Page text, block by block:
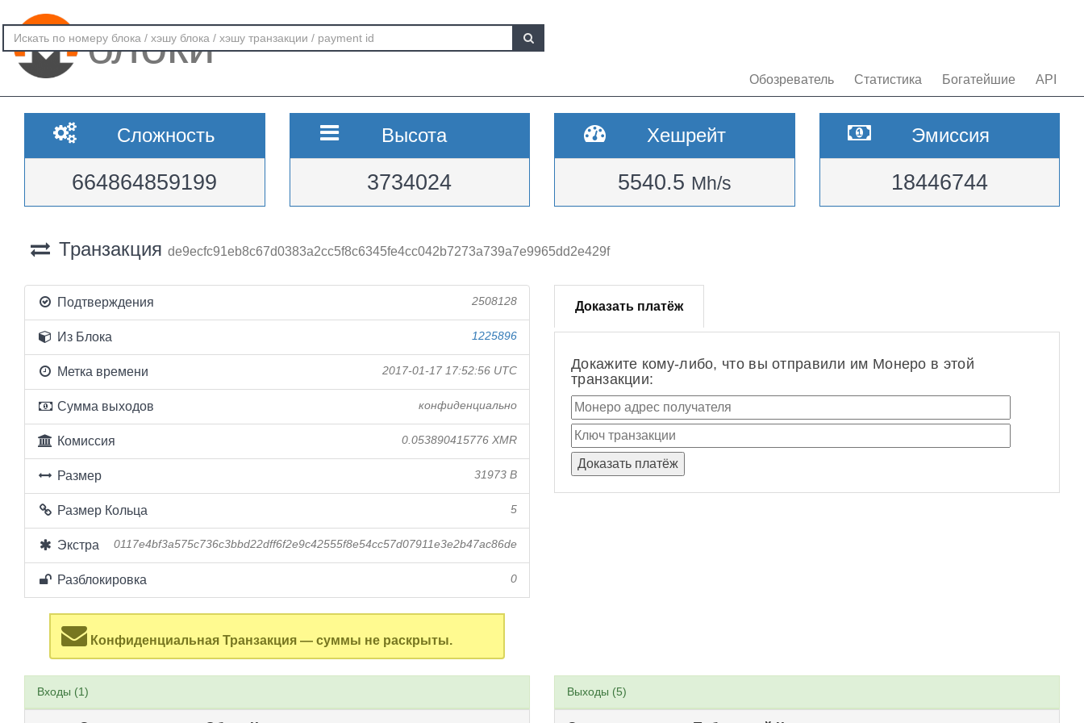
блоки
Обозреватель Статистика Богатейшие API
Сложность
664864859199
Высота
3734024
Хешрейт
5540.5 Mh/s
Эмиссия
18446744
Транзакция de9ecfc91eb8c67d0383a2cc5f8c6345fe4cc042b7273a739a7e9965dd2e429f
Подтверждения 2508128
Из Блока 1225896
Метка времени 2017-01-17 17:52:56 UTC
Сумма выходов конфиденциально
Комиссия 0.053890415776 XMR
Размер 31973 B
Размер Кольца 5
Экстра 0117e4bf3a575c736c3bbd22dff6f2e9c42555f8e54cc57d07911e3e2b47ac86de
Разблокировка 0
Конфиденциальная Транзакция — суммы не раскрыты.
Доказать платёж
Докажите кому-либо, что вы отправили им Монеро в этой
транзакции:
Входы (1) Выходы (5)